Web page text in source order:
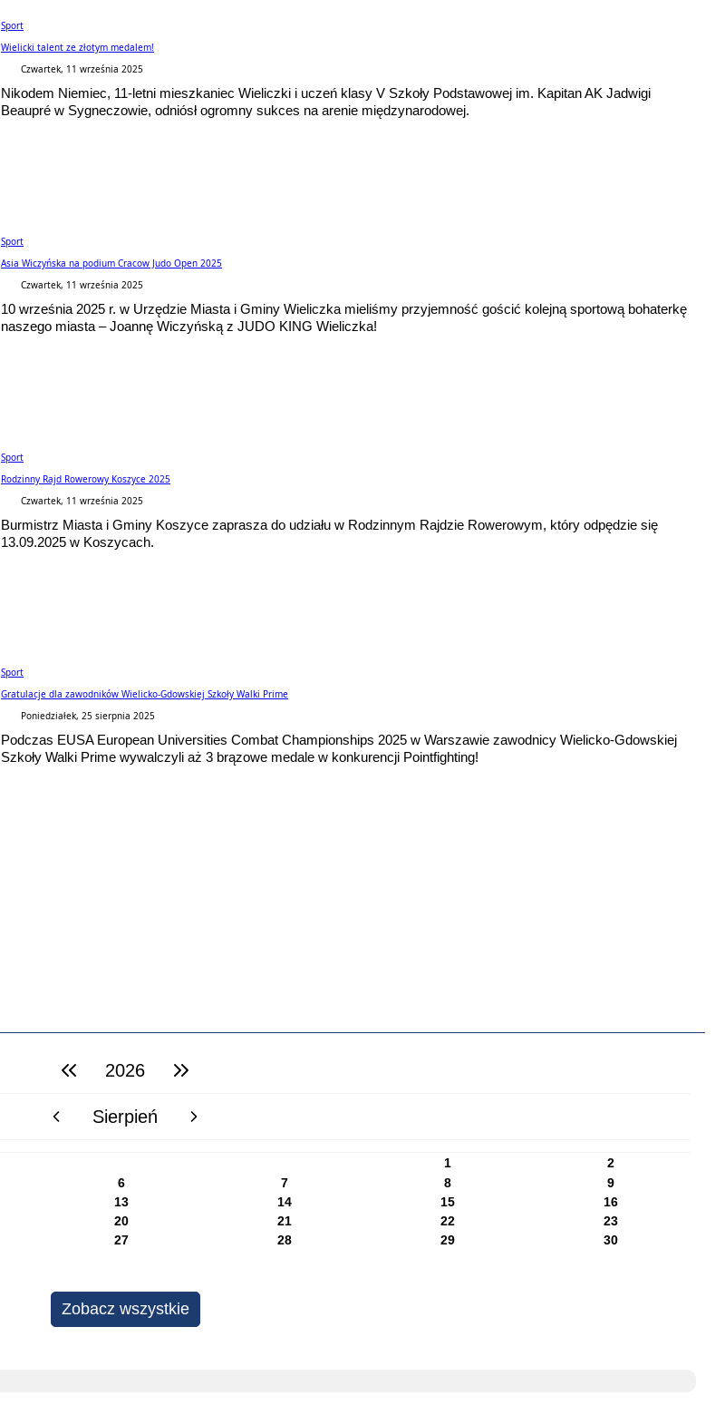
Sport
Wielicki talent ze złotym medalem!
Czwartek, 11 września 2025
Nikodem Niemiec, 11-letni mieszkaniec Wieliczki i uczeń klasy V Szkoły Podstawowej im. Kapitan AK Jadwigi
Beaupré w Sygneczowie, odniósł ogromny sukces na arenie międzynarodowej.
Sport
Asia Wiczyńska na podium Cracow Judo Open 2025
Czwartek, 11 września 2025
10 września 2025 r. w Urzędzie Miasta i Gminy Wieliczka mieliśmy przyjemność gościć kolejną sportową bohaterkę
naszego miasta – Joannę Wiczyńską z JUDO KING Wieliczka!
Sport
Rodzinny Rajd Rowerowy Koszyce 2025
Czwartek, 11 września 2025
Burmistrz Miasta i Gminy Koszyce zaprasza do udziału w Rodzinnym Rajdzie Rowerowym, który odpędzie się
13.09.2025 w Koszycach.
Sport
Gratulacje dla zawodników Wielicko-Gdowskiej Szkoły Walki Prime
Poniedziałek, 25 sierpnia 2025
Podczas EUSA European Universities Combat Championships 2025 w Warszawie zawodnicy Wielicko-Gdowskiej
Szkoły Walki Prime wywalczyli aż 3 brązowe medale w konkurencji Pointfighting!
poprzedni rok2026 następny rok
poprzedni miesiącSierpień następny miesiąc
1
2
6 7 8
9
13 14 15
16
20 21 22
23
27 28 29
30
Zobacz wszystkie